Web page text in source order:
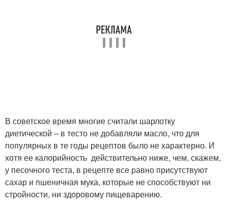
В советское время многие считали шарлотку
диетической – в тесто не добавляли масло, что для
популярных в те годы рецептов было не характерно. И
хотя ее калорийность действительно ниже, чем, скажем,
у песочного теста, в рецепте все равно присутствуют
сахар и пшеничная мука, которые не способствуют ни
стройности, ни здоровому пищеварению.